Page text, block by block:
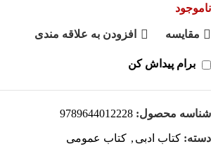
ناموجود
مقايسه افزودن به علاقه مندی
برام پیداش کن
شناسه محصول: 9789644012228
دسته: کتاب ادبی , کتاب عمومی